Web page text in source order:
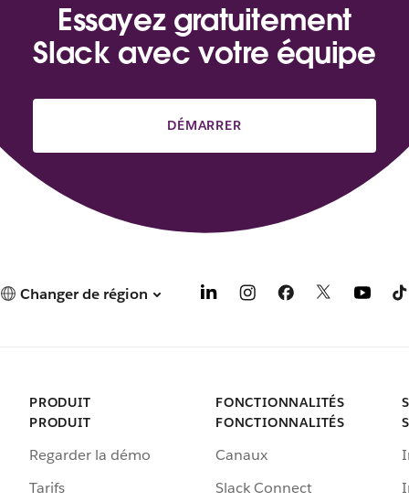
Essayez gratuitement
Slack avec votre équipe
DÉMARRER
Changer de région
PRODUIT
PRODUIT
Regarder la démo
Tarifs
FONCTIONNALITÉS
FONCTIONNALITÉS
Canaux
Slack Connect